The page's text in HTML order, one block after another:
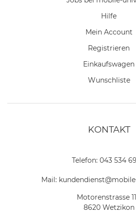
Hilfe
Mein Account
Registrieren
Einkaufswagen
Wunschliste
KONTAKT
Telefon: 043 534
Mail:
Motorenstrasse
8620 Wetzikon